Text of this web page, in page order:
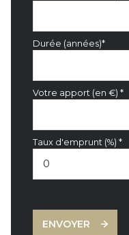
Durée (années)*
Votre apport (en €) *
Taux d'emprunt (%) *
ENVOYER